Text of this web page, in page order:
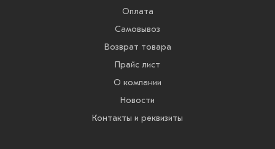
Оплата
Самовывоз
Возврат товара
Прайс лист
О компании
Новости
Контакты и реквизиты